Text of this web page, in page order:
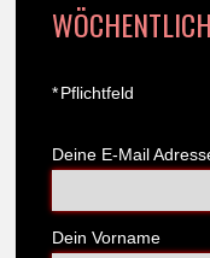
*Pflichtfeld
Deine E-Mail
Dein Vorname